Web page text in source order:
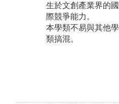
生於文創產業界的國
際競爭能力。
本學類不易與其他學
類搞混。